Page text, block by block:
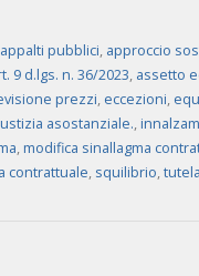
appalti pubblici, approccio
9 d.lgs. n. 36/2023, assetto
prezzi, eccezioni,
asostanziale.,
,modifica sinallagma
contrattuale, squilibrio,